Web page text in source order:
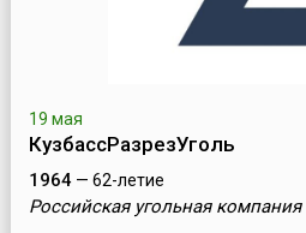
19 мая
КузбассРазрезУголь
1964— 62-летие
Российская угольная компания